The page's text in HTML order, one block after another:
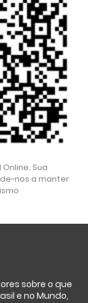
Sua
nos a manter
sobre o que
e no Mundo,